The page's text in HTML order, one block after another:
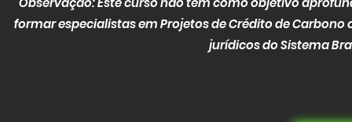
formar especialistas em Projetos de Crédito de
jurídicos do Sistema